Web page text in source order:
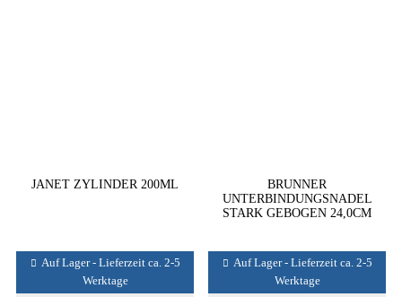
JANET ZYLINDER 200ML
Auf Lager - Lieferzeit ca. 2-5
Werktage
BRUNNER
UNTERBINDUNGSNADEL
STARK GEBOGEN 24,0CM
Auf Lager - Lieferzeit ca. 2-5
Werktage